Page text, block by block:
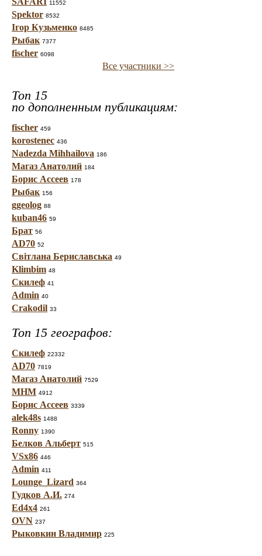
11552
Spektor 8532
Ігор Кузьменко 8485
Рыбак 7377
fischer 6098
Все участники >>
Топ 15
по дополненным публикациям:
fischer 459
korostenec 436
Nadezda Mihhailova 186
Магаз Анатолий 184
Борис Ассеев 178
Рыбак 156
ggeolog 88
kuban46 59
Брат 56
AD70 52
Світлана Бериславська 49
Klimbim 48
Скилеф 41
Admin 40
Crakodil 33
Топ 15 географов:
Скилеф 22332
AD70 7819
Магаз Анатолий 7529
МНМ 4912
Борис Ассеев 3339
alek48s 1488
Ronny 1390
Белков Альберт 515
VSx86 446
Admin 411
Lounge_Lizard 364
Гудков А.И. 274
Ed4x4 261
OVN 237
Рыковкин Владимир 225